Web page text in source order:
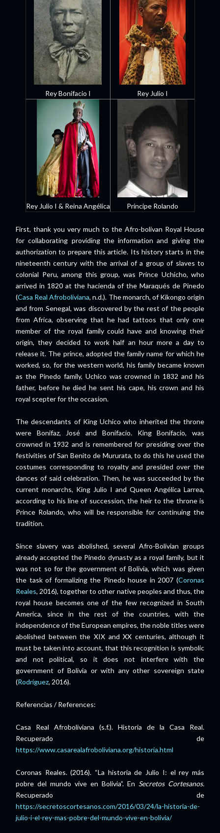
Rey Bonifacio I Rey Julio I
Rey Julio I & Reina Angélica Príncipe Rolando
First, thank you very much to the Afro-bolivan Royal House
for collaborating providing the information and giving the
authorization to prepare this article. Its history starts in the
nineteenth century with the arrival of a group of slaves to
colonial Peru, among this group, was Prince Uchicho, who
arrived in 1820 at the hacienda of the Maraqués de Pinedo
(Casa Real Afroboliviana, n.d.). The monarch, of Kikongo origin
and from Senegal, was discovered by the rest of the people
from Africa, observing that he had tattoos that only one
member of the royal family could have and knowing their
origin, they decided to work half an hour more a day to
release it. The prince, adopted the family name for which he
worked, so, for the western world, his family became known
as the Pinedo family, Uchico was crowned in 1832 and his
father, before he died he sent his cape, his crown and his
royal scepter for the occasion.
The descendants of King Uchico who inherited the throne
were Bonifaz, José and Bonifacio. King Bonifacio, was
crowned in 1932 and is remembered for presiding over the
festivities of San Benito de Mururata, to do this he used the
costumes corresponding to royalty and presided over the
dances of said celebration. Then, he was succeeded by the
current monarchs, King Julio I and Queen Angélica Larrea,
according to his line of succession, the heir to the throne is
Prince Rolando, who will be responsible for continuing the
tradition.
Since slavery was abolished, several Afro-Bolivian groups
already accepted the Pinedo dynasty as a royal family, but it
was not so for the government of Bolivia, which was given
the task of formalizing the Pinedo house in 2007 (Coronas
Reales, 2016), together to other native peoples and thus, the
royal house becomes one of the few recognized in South
America, since in the rest of the countries, with the
independence of the European empires, the noble titles were
abolished between the XIX and XX centuries, although it
must be taken into account, that this recognition is symbolic
and not political, so it does not interfere with the
government of Bolivia or with any other sovereign state
(Rodríguez, 2016).
Referencias / References:
Casa Real Afroboliviana (s.f.). Historia de la Casa Real.
Recuperado de
https://www.casarealafroboliviana.org/historia.html
Coronas Reales. (2016). “La historia de Julio I: el rey más
pobre del mundo vive en Bolivia”. En Secretos Cortesanos.
Recuperado de
https://secretoscortesanos.com/2016/03/24/la-historia-de-
julio-i-el-rey-mas-pobre-del-mundo-vive-en-bolivia/